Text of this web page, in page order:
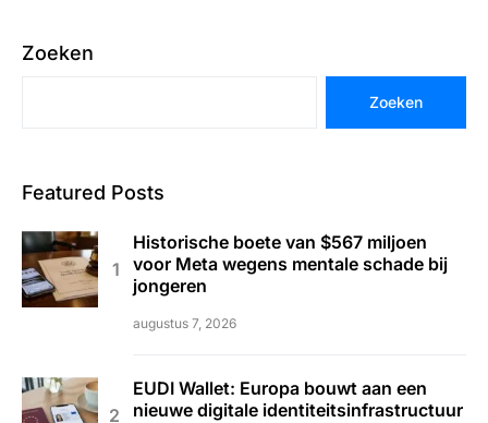
Zoeken
Zoeken
Featured Posts
Historische boete van $567 miljoen
voor Meta wegens mentale schade bij
jongeren
augustus 7, 2026
EUDI Wallet: Europa bouwt aan een
nieuwe digitale identiteitsinfrastructuur